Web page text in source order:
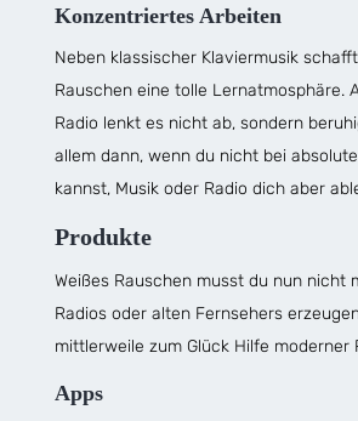
Konzentriertes Arbeiten
Neben klassischer Klaviermusik
Rauschen eine tolle Lernatmosphäre.
Radio lenkt es nicht ab, sondern
allem dann, wenn du nicht bei
kannst, Musik oder Radio dich aber
Produkte
Weißes Rauschen musst du nun nicht
Radios oder alten Fernsehers
mittlerweile zum Glück Hilfe moderner
Apps